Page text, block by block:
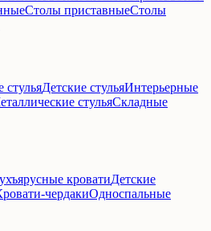
Столы приставныеСтолы
стульяДетские стульяИнтерьерные
стульяСкладные
кроватиДетские
чердакиОдноспальные